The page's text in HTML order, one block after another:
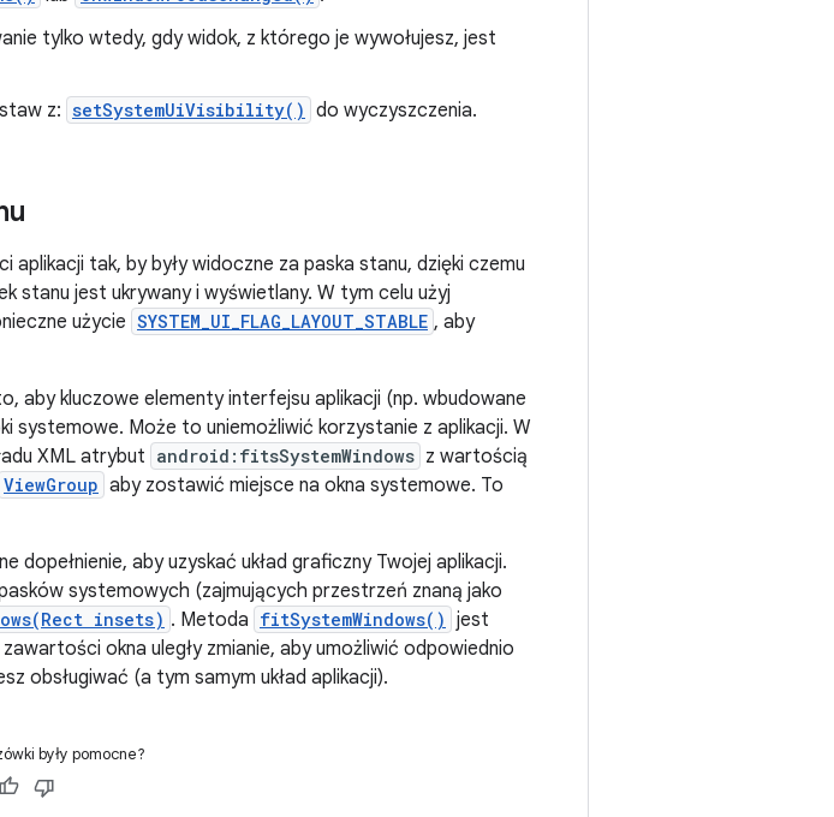
tylko wtedy, gdy widok, z którego je wywołujesz, jest
z: setSystemUiVisibility() do wyczyszczenia.
tak, by były widoczne za paska stanu, dzięki czemu
stanu jest ukrywany i wyświetlany. W tym celu użyj
użycie SYSTEM_UI_FLAG_LAYOUT_STABLE , aby
aby kluczowe elementy interfejsu aplikacji (np. wbudowane
systemowe. Może to uniemożliwić korzystanie z aplikacji. W
XML atrybut android:fitsSystemWindows z wartością
ViewGroup aby zostawić miejsce na okna systemowe. To
aby uzyskać układ graficzny Twojej aplikacji.
systemowych (zajmujących przestrzeń znaną jako
insets) . Metoda fitSystemWindows() jest
okna uległy zmianie, aby umożliwić odpowiednio
obsługiwać (a tym samym układ aplikacji).
były pomocne?